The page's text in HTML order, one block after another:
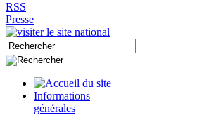
RSS
Presse
Informations
générales